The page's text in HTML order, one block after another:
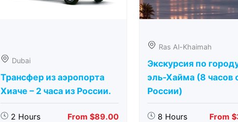
Dubai
Трансфер из аэропорта
Хиаче – 2 часа из России.
2 Hours From $89.00
Ras Al-Khaimah
Экскурсия по
эль-Хайма (8 часов
России)
8 Hours From